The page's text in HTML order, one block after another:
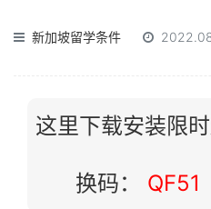
新加坡留学条件
这里下载安装限
换码： QF51